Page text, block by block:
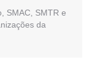
SMAC, SMTR e
da